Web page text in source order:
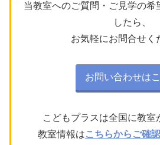
当教室へのご質問・ご見学の希
したら、
お気軽にお問合せく
お問い合わせは
こどもプラスは全国に教室
教室情報はこちらからご確